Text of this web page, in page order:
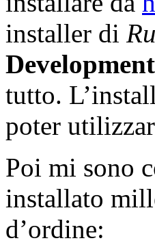
installer di
tutto.
poter
Poi mi sono
installato
d’ordine: